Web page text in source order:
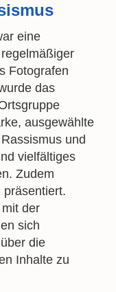
eine
Fotografen
das
ausgewählte
und
vielfältiges
Zudem
präsentiert.
der
sich
die
Inhalte zu